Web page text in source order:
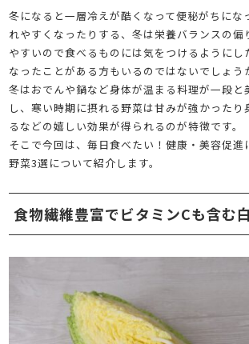
冬になると一層冷えが酷くなって便秘がちにな
れやすくなったりする、冬は栄養バランスの偏
やすいので食べるものには気をつけるように
なったことがある方もいるのではないでしょう
冬はおでんや鍋など身体が温まる料理が一段と
し、寒い時期に摂れる野菜は甘みが強かったり
るなどの嬉しい効果が得られるのが特徴です。
そこで今回は、毎日食べたい！健康・美容促進
野菜3選について紹介します。
食物繊維豊富でビタミンCも含む